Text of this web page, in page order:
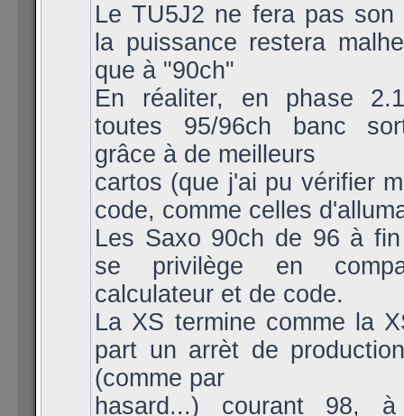
Le TU5J2 ne fera pas son
la puissance restera
que à "90ch"
En réaliter, en phase
toutes 95/96ch banc
grâce à de meilleurs
cartos (que j'ai pu vérifier
code, comme celles
Les Saxo 90ch de 96 à
se privilège en
calculateur et de code.
La XS termine comme la
part un arrèt de
(comme par
hasard...) courant 98,